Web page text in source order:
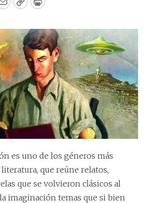
EmailCopyPrint
es uno de los géneros más
que reúne relatos,
que se volvieron clásicos al
imaginación temas que si bien